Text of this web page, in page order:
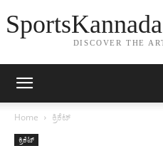
DISCOVER THE
Home ಕ್ರಿಕೆಟ್
ಕ್ರಿಕೆಟ್